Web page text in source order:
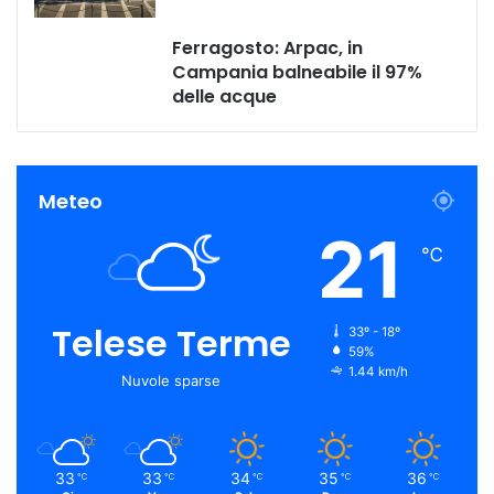
Ferragosto: Arpac, in
Campania balneabile il 97%
delle acque
Meteo
Telese Terme
Nuvole sparse
21 ℃
33º - 18º
59%
1.44 km/h
33 ℃ 33 ℃ 34 ℃ 35 ℃ 36 ℃